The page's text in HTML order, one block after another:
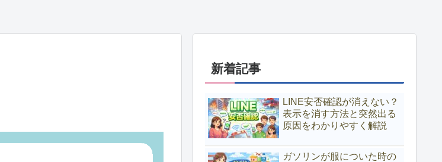
新着記事
LINE安否確認が消えない？
表示を消す方法と突然出る
原因をわかりやすく解説
ガソリンが服についた時の